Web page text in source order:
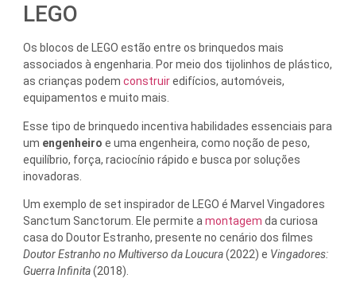
LEGO
Os blocos de LEGO estão entre os brinquedos mais
associados à engenharia. Por meio dos tijolinhos de plástico,
as crianças podem construiredifícios, automóveis,
equipamentos e muito mais.
Esse tipo de brinquedo incentiva habilidades essenciais para
um engenheiro e uma engenheira, como noção de peso,
equilíbrio, força, raciocínio rápido e busca por soluções
inovadoras.
Um exemplo de set inspirador de LEGO é Marvel Vingadores
Sanctum Sanctorum. Ele permite a montagem da curiosa
casa do Doutor Estranho, presente no cenário dos filmes
Doutor Estranho no Multiverso da Loucura(2022) e Vingadores:
Guerra Infinita(2018).